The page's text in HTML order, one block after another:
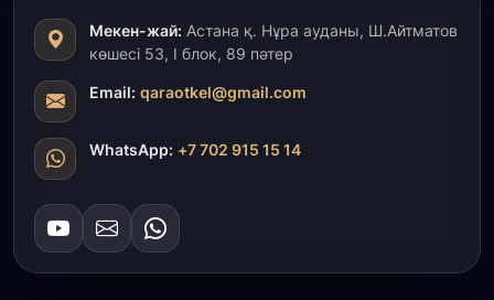
Мекен-жай: Астана қ. Нұра ауданы, Ш.Айтматов
көшесі 53, І блок, 89 пәтер
Email: qaraotkel@gmail.com
WhatsApp: +7 702 915 15 14